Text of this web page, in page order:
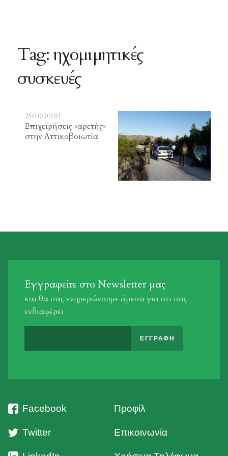
Tag: ηχομιμητικές
συσκευές
25/10/2019 |
Επιχειρήσεις «αρετής»
στην Αττικοβοιωτία
Εγγραφείτε στο Newsletter μας
και θα σας ενημερώνουμε άμεσα για οτι σας
ενδιαφέρει
Facebook
Twitter
Προφίλ
Επικοινωνία